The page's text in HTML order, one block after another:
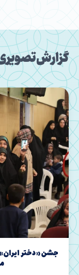
گزارش
دیدار صمیمانه